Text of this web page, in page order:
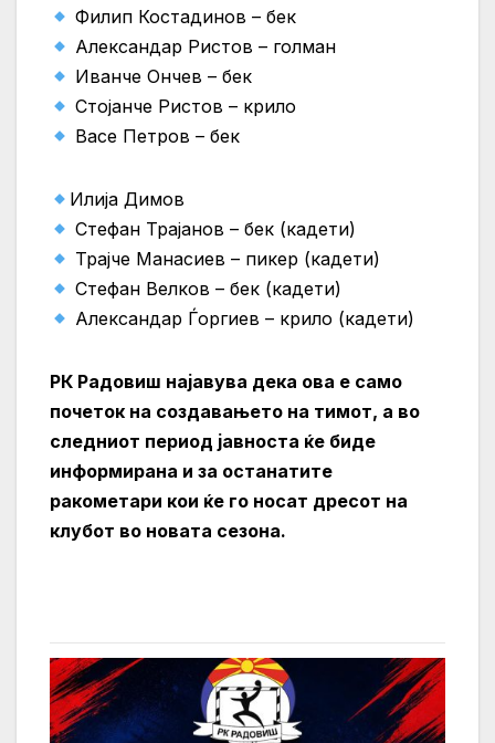
Филип Костадинов – бек
Александар Ристов – голман
Иванче Ончев – бек
Стојанче Ристов – крило
Васе Петров – бек
Илија Димов
Стефан Трајанов – бек (кадети)
Трајче Манасиев – пикер (кадети)
Стефан Велков – бек (кадети)
Александар Ѓоргиев – крило (кадети)
РК Радовиш најавува дека ова е само
почеток на создавањето на тимот, а во
следниот период јавноста ќе биде
информирана и за останатите
ракометари кои ќе го носат дресот на
клубот во новата сезона.